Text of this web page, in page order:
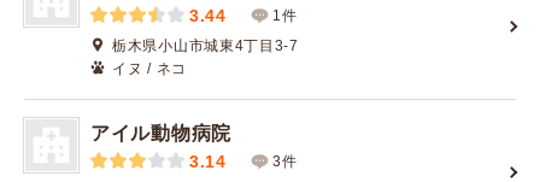
3.44
1件
栃木県小山市城東4丁目3-7
イヌ / ネコ
アイル動物病院
3.14
3件